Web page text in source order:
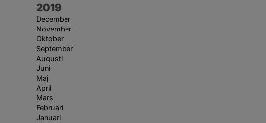
År:
2019
December
November
Oktober
September
Augusti
Juni
Maj
April
Mars
Februari
Januari